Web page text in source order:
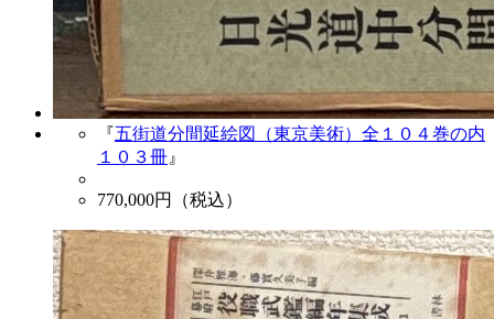
『五街道分間延絵図（東京美術）全１０４巻の内
１０３冊 』
770,000円（税込）